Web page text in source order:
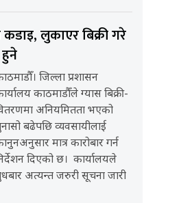
कडाइ, लुकाएर बिक्री गरे
जिल्ला प्रशासन
काठमाडौँले ग्यास बिक्री-
अनियमितता भएको
बढेपछि व्यवसायीलाई
मात्र कारोबार गर्न
दिएको छ। कार्यालयले
अत्यन्त जरुरी सूचना जारी